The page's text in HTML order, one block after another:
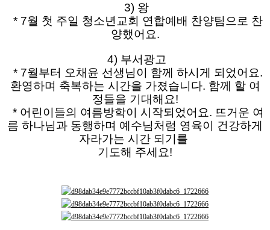
3) 왕
* 7월 첫 주일 청소년교회 연합예배 찬양팀으로 찬
양했어요.
4) 부서광고
* 7월부터 오채윤 선생님이 함께 하시게 되었어요.
환영하며 축복하는 시간을 가졌습니다. 함께 할 여
정들을 기대해요!
* 어린이들의 여름방학이 시작되었어요. 뜨거운 여
름 하나님과 동행하며 예수님처럼 영육이 건강하게
자라가는 시간 되기를
기도해 주세요!